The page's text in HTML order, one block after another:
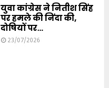
युवा कांग्रेस ने नितीश सिंह
पर हमले की निंदा की,
दोषियों पर...
23/07/2026